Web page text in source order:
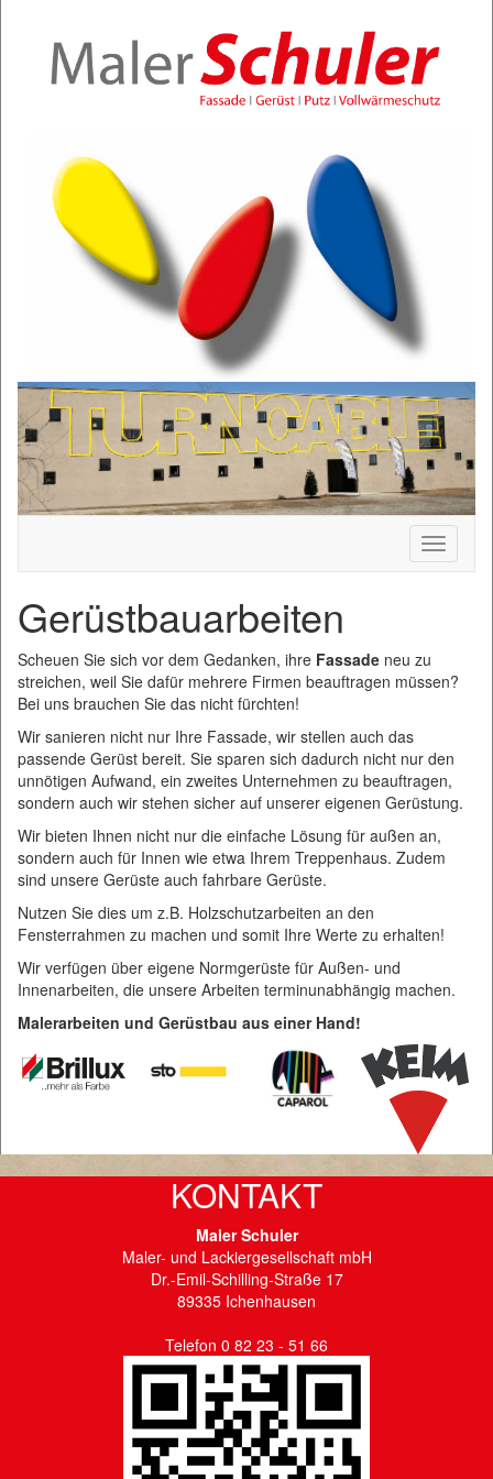
Toggle
Gerüstbauarbeiten
Scheuen Sie sich vor dem Gedanken, ihre Fassade neu zu
streichen, weil Sie dafür mehrere Firmen beauftragen müssen?
Bei uns brauchen Sie das nicht fürchten!
Wir sanieren nicht nur Ihre Fassade, wir stellen auch das
passende Gerüst bereit. Sie sparen sich dadurch nicht nur den
unnötigen Aufwand, ein zweites Unternehmen zu beauftragen,
sondern auch wir stehen sicher auf unserer eigenen Gerüstung.
Wir bieten Ihnen nicht nur die einfache Lösung für außen an,
sondern auch für Innen wie etwa Ihrem Treppenhaus. Zudem
sind unsere Gerüste auch fahrbare Gerüste.
Nutzen Sie dies um z.B. Holzschutzarbeiten an den
Fensterrahmen zu machen und somit Ihre Werte zu erhalten!
Wir verfügen über eigene Normgerüste für Außen- und
Innenarbeiten, die unsere Arbeiten terminunabhängig machen.
Malerarbeiten und Gerüstbau aus einer Hand!
KONTAKT
Maler Schuler
Maler- und Lackiergesellschaft mbH
Dr.-Emil-Schilling-Straße 17
89335 Ichenhausen
Telefon 0 82 23 - 51 66